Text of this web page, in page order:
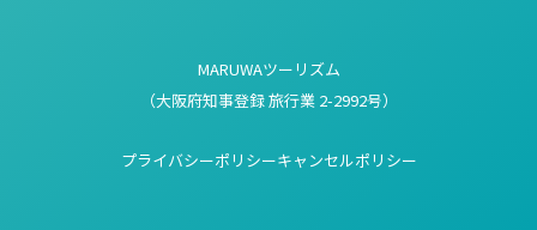
MARUWAツーリズム
（大阪府知事登録 旅行業 2-2992号）
プライバシーポリシーキャンセルポリシー